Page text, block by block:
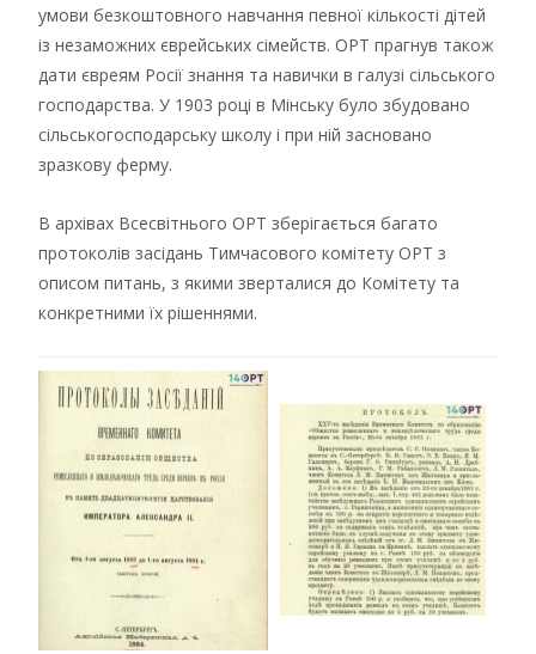
умови безкоштовного навчання певної кількості дітей
із незаможних єврейських сімейств. ОРТ прагнув також
дати євреям Росії знання та навички в галузі сільського
господарства. У 1903 році в Мінську було збудовано
сільськогосподарську школу і при ній засновано
зразкову ферму.
В архівах Всесвітнього ОРТ зберігається багато
протоколів засідань Тимчасового комітету ОРТ з
описом питань, з якими зверталися до Комітету та
конкретними їх рішеннями.